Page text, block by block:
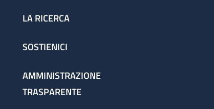
LA RICERCA
SOSTIENICI
AMMINISTRAZIONE
TRASPARENTE